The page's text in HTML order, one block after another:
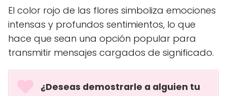
El color rojo de las flores simboliza emociones
intensas y profundos sentimientos, lo que
hace que sean una opción popular para
transmitir mensajes cargados de significado.
¿Deseas demostrarle a alguien tu